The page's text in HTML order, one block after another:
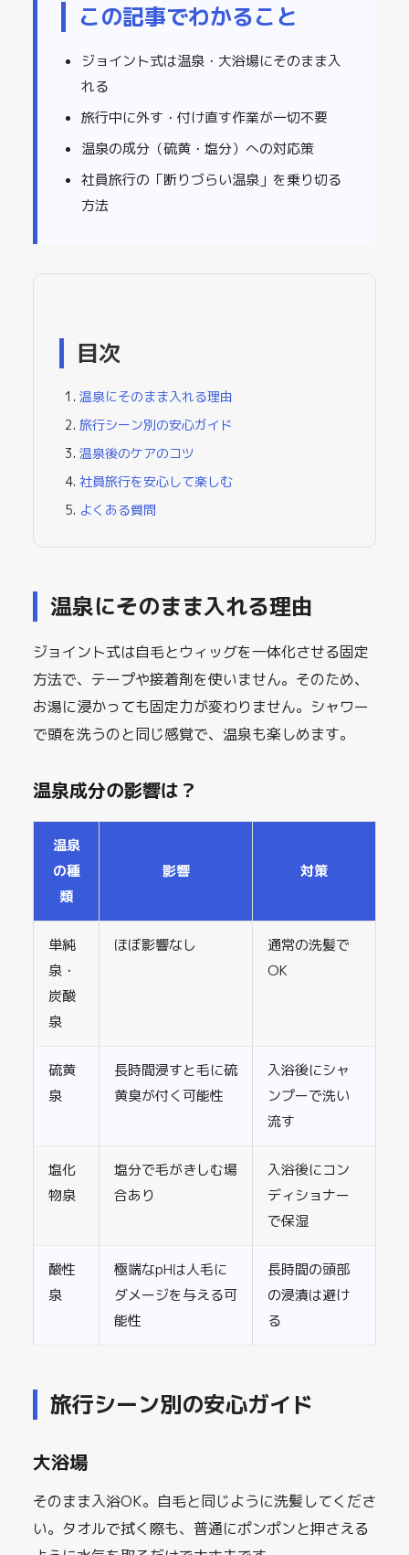
この記事でわかること
ジョイント式は温泉・大浴場にそのまま入
れる
旅行中に外す・付け直す作業が一切不要
温泉の成分（硫黄・塩分）への対応策
社員旅行の「断りづらい温泉」を乗り切る
方法
目次
温泉にそのまま入れる理由
旅行シーン別の安心ガイド
温泉後のケアのコツ
社員旅行を安心して楽しむ
よくある質問
温泉にそのまま入れる理由
ジョイント式は自毛とウィッグを一体化させる固定
方法で、テープや接着剤を使いません。そのため、
お湯に浸かっても固定力が変わりません。シャワー
で頭を洗うのと同じ感覚で、温泉も楽しめます。
温泉成分の影響は？
温泉
の種
類
影響 対策
単純
泉・
炭酸
泉
ほぼ影響なし
通常の洗髪で
OK
硫黄
泉
長時間浸すと毛に硫
黄臭が付く可能性
入浴後にシャ
ンプーで洗い
流す
塩化
物泉
塩分で毛がきしむ場
合あり
入浴後にコン
ディショナー
で保湿
酸性
泉
極端なpHは人毛に
ダメージを与える可
能性
長時間の頭部
の浸漬は避け
る
旅行シーン別の安心ガイド
大浴場
そのまま入浴OK。自毛と同じように洗髪してくださ
い。タオルで拭く際も、普通にポンポンと押さえる